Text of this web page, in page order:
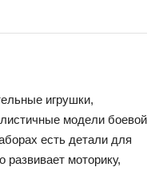
игрушки,
модели боевой
есть детали для
развивает моторику,